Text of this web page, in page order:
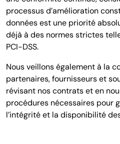
processus d’amélioration
données est une priorité
déjà à des normes strictes
PCI-DSS.
Nous veillons également à la
partenaires, fournisseurs et
révisant nos contrats et en
procédures nécessaires pour
l’intégrité et la disponibilité